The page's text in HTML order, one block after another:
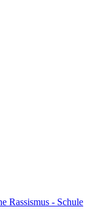
Rassismus - Schule